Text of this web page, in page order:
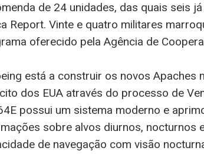
de 24 unidades, das quais seis
Report. Vinte e quatro militares
oferecido pela Agência de
está a construir os novos
dos EUA através do processo de
possui um sistema moderno e
sobre alvos diurnos, nocturnos
de navegação com visão